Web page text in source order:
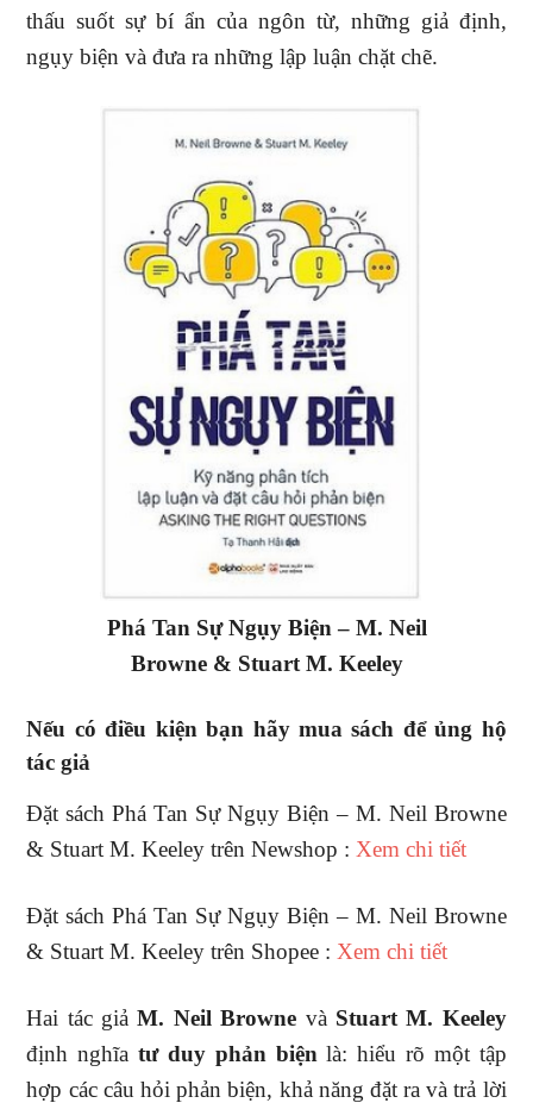
thấu suốt sự bí ẩn của ngôn từ, những giả định,
ngụy biện và đưa ra những lập luận chặt chẽ.
Phá Tan Sự Ngụy Biện – M. Neil
Browne & Stuart M. Keeley
Nếu có điều kiện bạn hãy mua sách để ủng hộ
tác giả
Đặt sách Phá Tan Sự Ngụy Biện – M. Neil Browne
& Stuart M. Keeley trên Newshop : Xem chi tiết
Đặt sách Phá Tan Sự Ngụy Biện – M. Neil Browne
& Stuart M. Keeley trên Shopee : Xem chi tiết
Hai tác giảM. Neil Browne và Stuart M. Keeley
định nghĩatư duy phản biện là: hiểu rõ một tập
hợp các câu hỏi phản biện, khả năng đặt ra và trả lời